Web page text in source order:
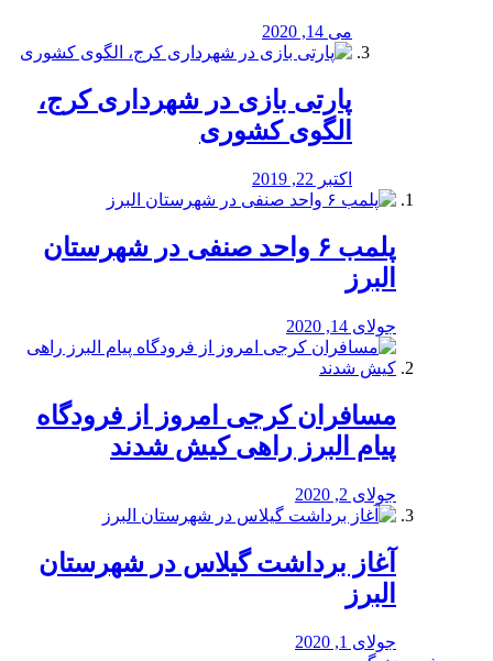
می 14, 2020
پارتی بازی در شهرداری کرج،
الگوی کشوری
اکتبر 22, 2019
پلمب ۶ واحد صنفی در شهرستان
البرز
جولای 14, 2020
مسافران کرجی امروز از فرودگاه
پیام البرز راهی کیش شدند
جولای 2, 2020
آغاز برداشت گیلاس در شهرستان
البرز
جولای 1, 2020